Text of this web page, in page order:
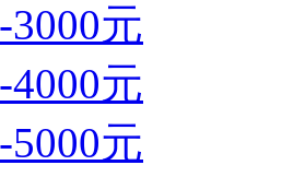
3000元
4000元
5000元